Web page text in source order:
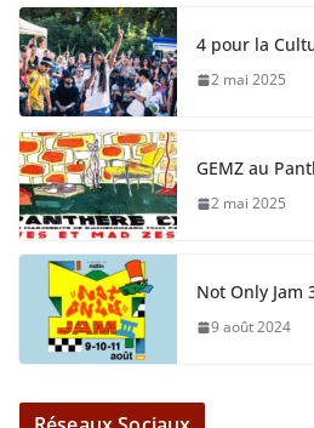
4 pour la
2 mai 2025
GEMZ au
2 mai 2025
Not Only Jam
9 août 2024